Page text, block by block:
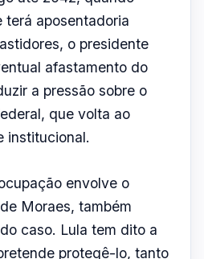
ligados à
pelo impacto
da crise poderia
aumentaram a tensão
da esposa de Moraes
com Vorcaro no dia
banqueiro. Em uma
questiona se o ministro